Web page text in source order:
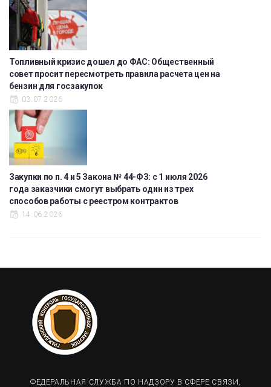
Топливный кризис дошел до ФАС: Общественный
совет просит пересмотреть правила расчета цен на
бензин для госзакупок
03.07.2026
Закупки по п. 4 и 5 Закона № 44-ФЗ: с 1 июля 2026
года заказчики смогут выбрать один из трех
способов работы с реестром контрактов
14.06.2026
ФЕДЕРАЛЬНАЯ СЛУЖБА ПО НАДЗОРУ В СФЕРЕ СВЯЗИ,